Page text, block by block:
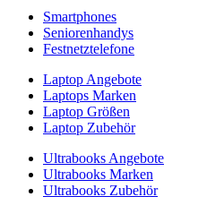
Smartphones
Seniorenhandys
Festnetztelefone
Laptop Angebote
Laptops Marken
Laptop Größen
Laptop Zubehör
Ultrabooks Angebote
Ultrabooks Marken
Ultrabooks Zubehör